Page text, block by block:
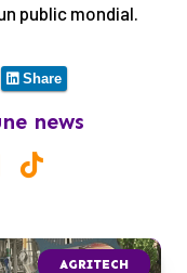
public mondial.
Share
news
AGRITECH